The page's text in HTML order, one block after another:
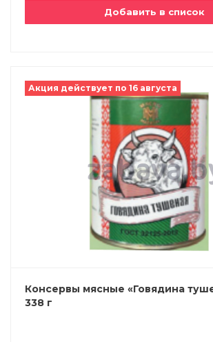
Добавить в список
Акция действует по 16 августа
Консервы мясные «Говядина
338 г